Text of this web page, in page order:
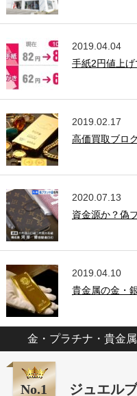
2019.04.04
手紙2円値上
2019.02.17
高価買取ブロ
2020.07.13
資金源か？偽
2019.04.10
貴金属の金・
金・プラチナ・貴金
No.1 ジュエル